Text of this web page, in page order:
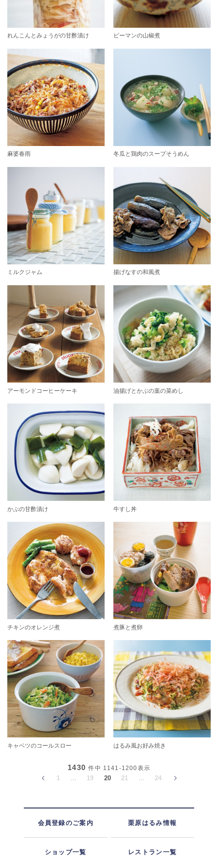
れんこんとみょうがの甘酢漬け ピーマンの山椒煮
麻婆春雨 冬瓜と鶏肉のスープそうめん
ミルクジャム 揚げなすの和風煮
アーモンドコーヒーケーキ 油揚げとかぶの葉の菜めし
かぶの甘酢漬け 牛すし丼
チキンのオレンジ煮 煮豚と煮卵
キャベツのコールスロー はるみ風お好み焼き
1430 件中 1141-1200表示
1 ... 19 20 21 ... 24
会員登録のご案内 栗原はるみ情報
ショップ一覧 レストラン一覧